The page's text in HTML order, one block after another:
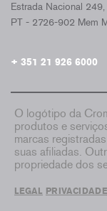
Estrada Nacional
PT - 2726-902 Mem
+ 351 21 926 6000
O logótipo da
produtos e
marcas
suas afiliadas.
propriedade dos
LEGAL PRIVACIDADE